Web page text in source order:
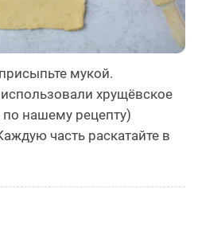
мукой.
хрущёвское
по нашему рецепту)
часть раскатайте в